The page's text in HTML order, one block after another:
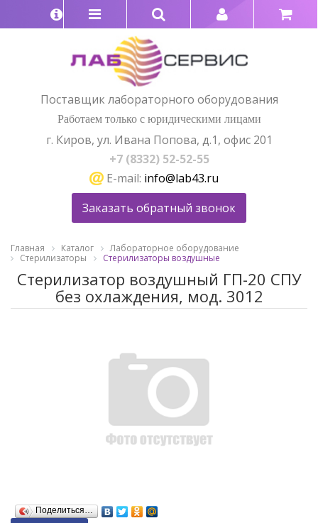
Поставщик лабораторного оборудования
Работаем только с юридическими лицами
г. Киров, ул. Ивана Попова, д.1, офис 201
+7 (8332) 52-52-55
E-mail: info@lab43.ru
Заказать обратный звонок
Главная Каталог
Лабораторное оборудование
Стерилизаторы
Стерилизаторы воздушные
Стерилизатор воздушный ГП-20 СПУ
без охлаждения, мод. 3012
Поделиться…